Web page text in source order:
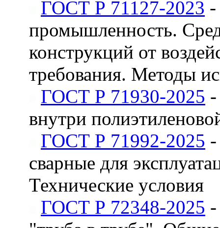
ГОСТ Р 71127-2023 -
промышленность.
конструкций от
требования. Методы
ГОСТ Р 71930-2025
внутри
ГОСТ Р 71992-2025
сварные для
Технические условия
ГОСТ Р 72348-2025